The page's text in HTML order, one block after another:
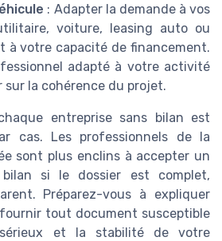
: Adapter la demande à vos
voiture, leasing auto ou
à votre capacité de financement.
adapté à votre activité
sur la cohérence du projet.
entreprise sans bilan est
cas. Les professionnels de la
sont plus enclins à accepter un
bilan si le dossier est complet,
Préparez-vous à expliquer
tout document susceptible
et la stabilité de votre